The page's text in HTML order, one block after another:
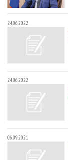
24.06.2022
24.06.2022
06.09.2021